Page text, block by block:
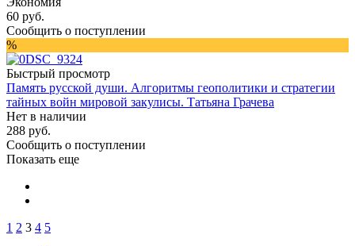
60 руб.
Сообщить о поступлении
%
Быстрый просмотр
Память русской души. Алгоритмы геополитики и стратегии
тайных войн мировой закулисы. Татьяна Грачева
Нет в наличии
288 руб.
Сообщить о поступлении
Показать еще
1 2 3 4 5